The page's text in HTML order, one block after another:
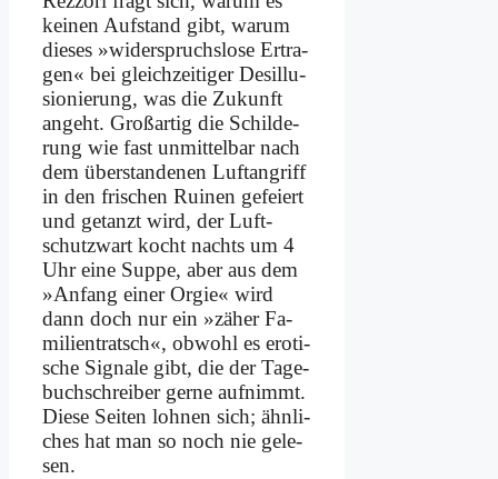
kei­nen Auf­stand gibt, war­um
die­ses »wi­der­spruchs­lo­se Er­tra­
gen« bei gleich­zei­ti­ger Des­il­lu­
sio­nie­rung, was die Zu­kunft
an­geht. Groß­ar­tig die Schil­de­
rung wie fast un­mit­tel­bar nach
dem über­stan­de­nen Luft­an­griff
in den fri­schen Rui­nen ge­fei­ert
und ge­tanzt wird, der Luft­
schutz­wart kocht nachts um 4
Uhr ei­ne Sup­pe, aber aus dem
»An­fang ei­ner Or­gie« wird
dann doch nur ein »zä­her Fa­
mi­li­en­tratsch«, ob­wohl es ero­ti­
sche Si­gna­le gibt, die der Ta­ge­
buch­schrei­ber ger­ne auf­nimmt.
Die­se Sei­ten loh­nen sich; ähn­li­
ches hat man so noch nie ge­le­
sen.